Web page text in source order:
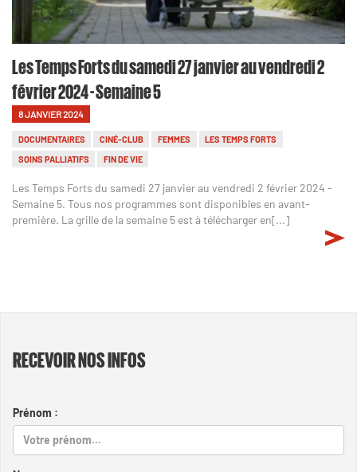
Les Temps Forts du samedi 27 janvier au vendredi 2
février 2024 - Semaine 5
8 JANVIER 2024
DOCUMENTAIRES CINÉ-CLUB FEMMES
LES TEMPS FORTS
SOINS PALLIATIFS
FIN DE VIE
Les Temps Forts du samedi 27 janvier au vendredi 2 février 2024 -
Semaine 5. Tous nos programmes sont disponibles en avant-
première. La grille de la semaine 5 est à télécharger en[...]
RECEVOIR NOS INFOS
Prénom :